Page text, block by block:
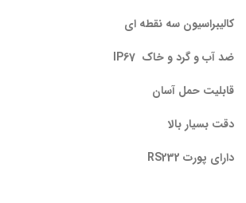
کالیبراسیون سه نقطه ای
ضد آب و گرد و خاک IP67
قابلیت حمل آسان
دقت بسیار بالا
دارای پورت RS232